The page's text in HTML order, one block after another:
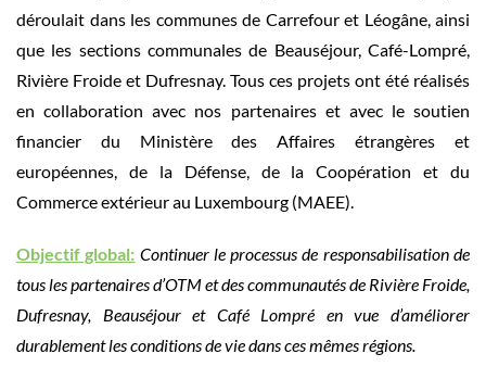
déroulait dans les communes de Carrefour et Léogâne, ainsi
que les sections communales de Beauséjour, Café-Lompré,
Rivière Froide et Dufresnay. Tous ces projets ont été réalisés
en collaboration avec nos partenaires et avec le soutien
financier du Ministère des Affaires étrangères et
européennes, de la Défense, de la Coopération et du
Commerce extérieur au Luxembourg (MAEE).
Objectif global: Continuer le processus de responsabilisation de
tous les partenaires d’OTM etdes communautés de Rivière Froide,
Dufresnay, Beauséjour et Café Lompré en vue d’améliorer
durablement les conditions de vie dans ces mêmes régions.